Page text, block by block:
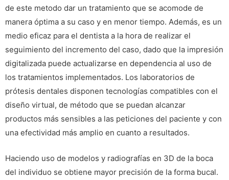
de este metodo dar un tratamiento que se acomode de
manera óptima a su caso y en menor tiempo. Además, es un
medio eficaz para el dentista a la hora de realizar el
seguimiento del incremento del caso, dado que la impresión
digitalizada puede actualizarse en dependencia al uso de
los tratamientos implementados. Los laboratorios de
prótesis dentales disponen tecnologías compatibles con el
diseño virtual, de método que se puedan alcanzar
productos más sensibles a las peticiones del paciente y con
una efectividad más amplio en cuanto a resultados.
Haciendo uso de modelos y radiografías en 3D de la boca
del individuo se obtiene mayor precisión de la forma bucal.